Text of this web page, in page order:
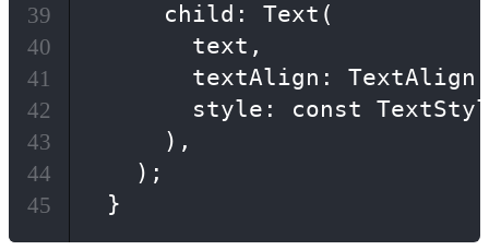
      child: Text(
        text,
textAlign:
style: const
      ),
    );
  }
39
40
41
42
43
44
45